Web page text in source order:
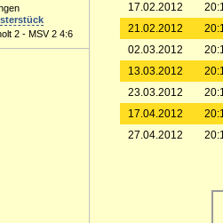
2 - MSV 2 4:6
17.02.2012
21.02.2012
02.03.2012
13.03.2012
23.03.2012
17.04.2012
27.04.2012